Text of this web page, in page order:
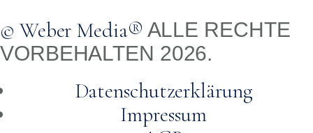
© Weber Media® ALLE RECHTE
VORBEHALTEN 2026.
Datenschutzerklärung
Impressum